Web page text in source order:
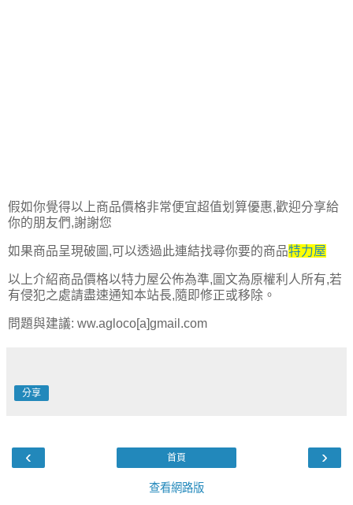
假如你覺得以上商品價格非常便宜超值划算優惠,歡迎分享給
你的朋友們,謝謝您
如果商品呈現破圖,可以透過此連結找尋你要的商品特力屋
以上介紹商品價格以特力屋公佈為準,圖文為原權利人所有,若
有侵犯之處請盡速通知本站長,隨即修正或移除。
問題與建議: ww.agloco[a]gmail.com
分享
‹ ›
首頁
查看網路版